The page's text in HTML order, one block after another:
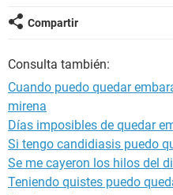
Compartir
Consulta también:
Cuando puedo quedar
mirena
Días imposibles de quedar
Si tengo candidiasis puedo
Se me cayeron los hilos del
Teniendo quistes puedo